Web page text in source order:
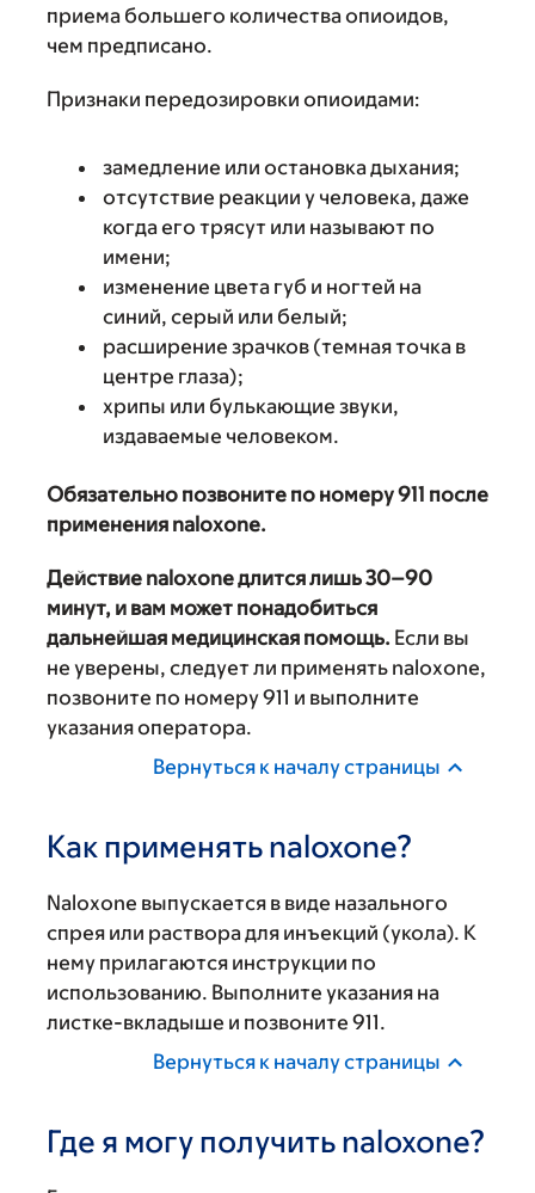
приема большего количества опиоидов,
чем предписано.
Признаки передозировки опиоидами:
замедление или остановка дыхания;
отсутствие реакции у человека, даже
когда его трясут или называют по
имени;
изменение цвета губ и ногтей на
синий, серый или белый;
расширение зрачков (темная точка в
центре глаза);
хрипы или булькающие звуки,
издаваемые человеком.
Обязательно позвоните по номеру 911 после
применения naloxone.
Действие naloxone длится лишь 30–90
минут, и вам может понадобиться
дальнейшая медицинская помощь. Если вы
не уверены, следует ли применять naloxone,
позвоните по номеру 911 и выполните
указания оператора.
Вернуться к началу страницы
Как применять naloxone?
Naloxone выпускается в виде назального
спрея или раствора для инъекций (укола). К
нему прилагаются инструкции по
использованию. Выполните указания на
листке-вкладыше и позвоните 911.
Вернуться к началу страницы
Где я могу получить naloxone?